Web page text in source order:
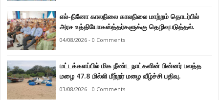
எல்-நினோ காலநிலை காலநிலை மாற்றம் தொடர்பில்
அரச உத்தியோகஸ்த்தர்களுக்கு தெழிவுபடுத்தல்.
04/08/2026 - 0 Comments
மட்டக்களப்பில் மிக நீண்ட நாட்களின் பின்னர் பலத்த
மழை 47.8 மில்லி மீற்றர் மழை வீழ்ச்சி பதிவு.
03/08/2026 - 0 Comments